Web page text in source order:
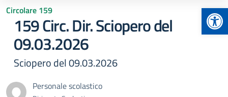
Circolare 159
159 Circ. Dir. Sciopero del
09.03.2026
Sciopero del 09.03.2026
Personale scolastico